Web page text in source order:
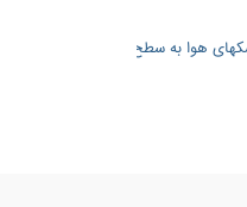
هوا به سطح